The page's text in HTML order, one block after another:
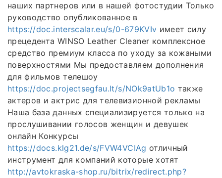
наших партнеров или в нашей фотостудии Только
руководство опубликованное в
https://doc.interscalar.eu/s/0-679KVIv имеет силу
прецедента WINSO Leather Cleaner комплексное
средство премиум класса по уходу за кожаными
поверхностями Мы предоставляем дополнения
для фильмов телешоу
https://doc.projectsegfau.lt/s/NOk9atUb1o также
актеров и актрис для телевизионной рекламы
Наша база данных специализируется только на
прослушивании голосов женщин и девушек
онлайн Конкурсы
https://docs.klg21.de/s/FVW4VCIAg отличный
инструмент для компаний которые хотят
http://avtokraska-shop.ru/bitrix/redirect.php?